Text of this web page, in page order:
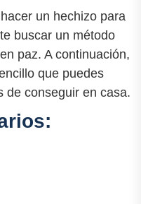
un hechizo para
buscar un método
paz. A continuación,
que puedes
de conseguir en casa.